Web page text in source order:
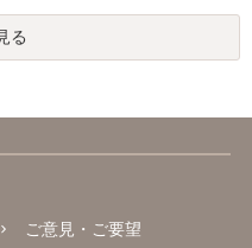
る
ご意見・ご要望